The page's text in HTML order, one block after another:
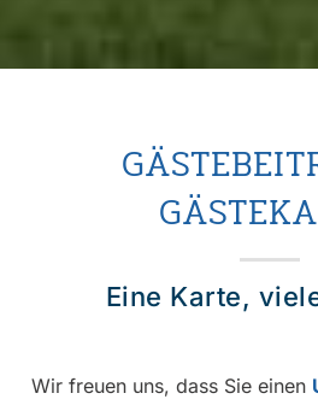
Eine Karte,
Wir freuen uns, dass Sie einen